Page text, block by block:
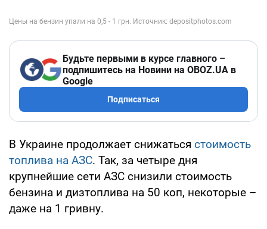
Будьте первыми в курсе главного –
подпишитесь на Новини на OBOZ.UA в
Google
Подписаться
В Украине продолжает снижаться стоимость
топлива на АЗС. Так, за четыре дня
крупнейшие сети АЗС снизили стоимость
бензина и дизтоплива на 50 коп, некоторые –
даже на 1 гривну.